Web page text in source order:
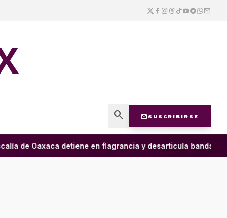
search mail SUSCRIBIRSE
de Oaxaca detiene en flagrancia y desarticula banda